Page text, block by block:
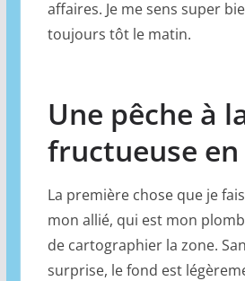
affaires. Je me sens super
toujours tôt le matin.
Une pêche à
fructueuse
La première chose que je
mon allié, qui est mon
de cartographier la zone.
surprise, le fond est